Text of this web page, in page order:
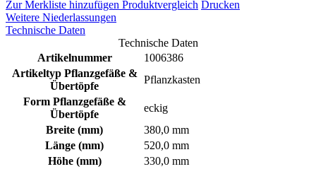
Zur Merkliste hinzufügen Produktvergleich Drucken
Weitere Niederlassungen
Technische Daten
Technische Daten
Artikelnummer
1006386
Artikeltyp Pflanzgefäße &
Übertöpfe
Pflanzkasten
Form Pflanzgefäße &
Übertöpfe
eckig
Breite (mm)
380,0 mm
Länge (mm)
520,0 mm
Höhe (mm)
330,0 mm